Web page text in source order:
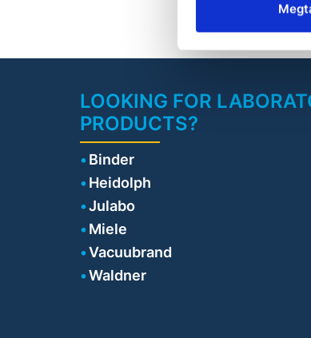
LOOKING FOR
PRODUCTS?
Binder
Heidolph
Julabo
Miele
Vacuubrand
Waldner